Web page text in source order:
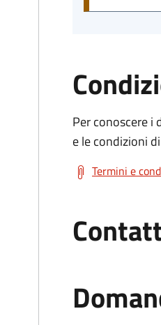
Per conoscere i
e le condizioni
Termini e